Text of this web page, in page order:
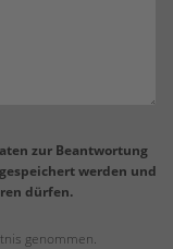
zur Beantwortung
werden und
dürfen.
genommen.